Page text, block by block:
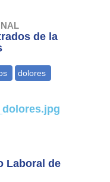
de la
Laboral de